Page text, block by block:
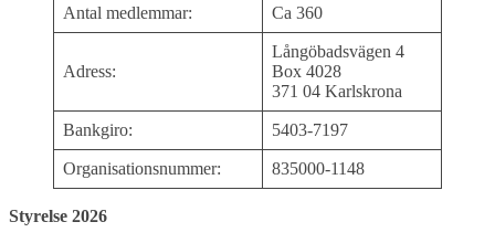
Antal medlemmar: Ca 360
Adress:
Långöbadsvägen 4
Box 4028
371 04 Karlskrona
Bankgiro: 5403-7197
Organisationsnummer: 835000-1148
Styrelse 2026